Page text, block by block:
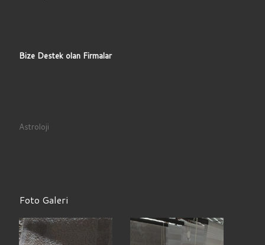
Bize Destek olan Firmalar
Astroloji
Foto Galeri